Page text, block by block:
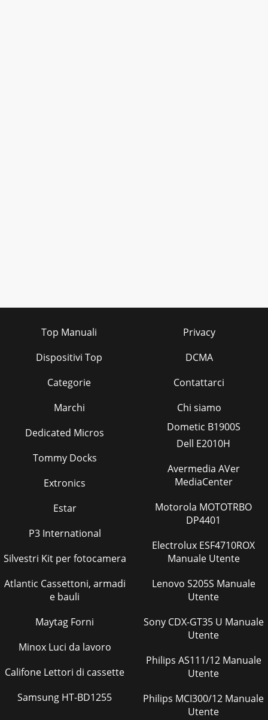
Top Manuali
Dispositivi Top
Categorie
Marchi
Privacy
DCMA
Contattarci
Chi siamo
Dedicated Micros
Tommy Docks
Extronics
Estar
P3 International
Silvestri Kit per fotocamera
Atlantic Cassettoni, armadi
e bauli
Maytag Forni
Minox Luci da lavoro
Califone Lettori di cassette
Samsung HT-BD1255
Dometic B1900S
Dell E2010H
Avermedia AVer
MediaCenter
Motorola MOTOTRBO
DP4401
Electrolux ESF4710ROX
Manuale Utente
Lenovo S205S Manuale
Utente
Sony CDX-GT35 U Manuale
Utente
Philips AS111/12 Manuale
Utente
Philips MCI300/12 Manuale
Utente